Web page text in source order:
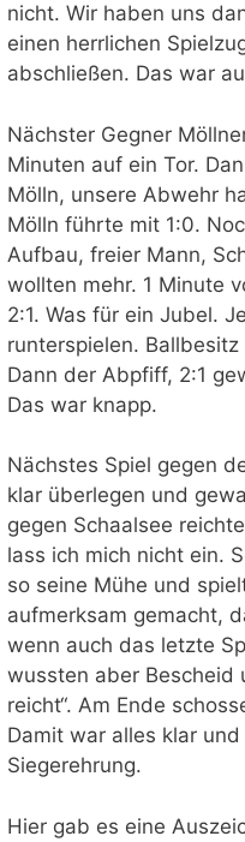
nicht. Wir haben uns
einen herrlichen
abschließen. Das war
Nächster Gegner
Minuten auf ein Tor.
Mölln, unsere Abwehr
Mölln führte mit 1:0.
Aufbau, freier Mann,
wollten mehr. 1 Minute
2:1. Was für ein Jubel.
runterspielen.
Dann der Abpfiff, 2:1
Das war knapp.
Nächstes Spiel gegen
klar überlegen und
gegen Schaalsee
lass ich mich nicht ein.
so seine Mühe und
aufmerksam gemacht,
wenn auch das letzte
wussten aber Bescheid
reicht“. Am Ende
Damit war alles klar
Siegerehrung.
Hier gab es eine